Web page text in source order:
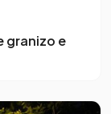
granizo e